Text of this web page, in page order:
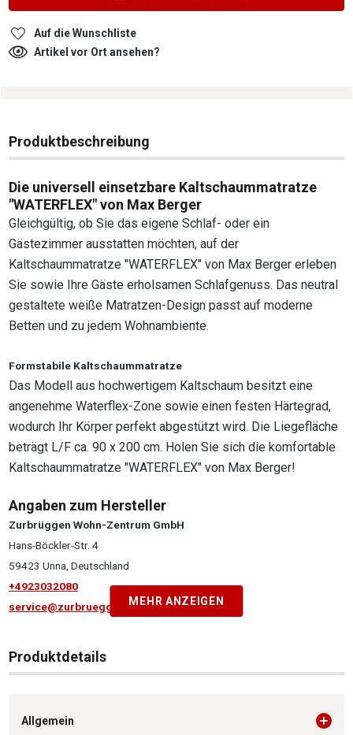
Auf die Wunschliste
Artikel vor Ort ansehen?
Produktbeschreibung
Die universell einsetzbare Kaltschaummatratze
"WATERFLEX" von Max Berger
Gleichgültig, ob Sie das eigene Schlaf- oder ein
Gästezimmer ausstatten möchten, auf der
Kaltschaummatratze "WATERFLEX" von Max Berger erleben
Sie sowie Ihre Gäste erholsamen Schlafgenuss. Das neutral
gestaltete weiße Matratzen-Design passt auf moderne
Betten und zu jedem Wohnambiente.
Formstabile Kaltschaummatratze
Das Modell aus hochwertigem Kaltschaum besitzt eine
angenehme Waterflex-Zone sowie einen festen Härtegrad,
wodurch Ihr Körper perfekt abgestützt wird. Die Liegefläche
beträgt L/F ca. 90 x 200 cm. Holen Sie sich die komfortable
Kaltschaummatratze "WATERFLEX" von Max Berger!
Angaben zum Hersteller
Zurbrüggen Wohn-Zentrum GmbH
Hans-Böckler-Str. 4
59423 Unna, Deutschland
+4923032080
service@zurbrueggen.deMEHR ANZEIGEN
Produktdetails
Allgemein